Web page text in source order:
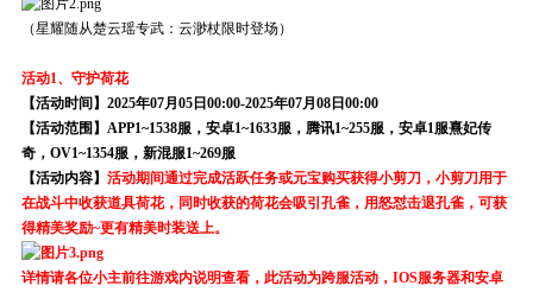
（星耀随从楚云瑶专武：云渺杖限时登场）
活动1、守护荷花
【活动时间】2025年07月05日00:00-2025年07月08日00:00
【活动范围】APP1~1538服，安卓1~1633服，腾讯1~255服，安卓1服熹妃传
奇，OV1~1354服，新混服1~269服
【活动内容】 活动期间通过完成活跃任务或元宝购买获得小剪刀，小剪刀用于
在战斗中收获道具荷花，同时收获的荷花会吸引孔雀，用怒怼击退孔雀，可获
得精美奖励~更有精美时装送上。
详情请各位小主前往游戏内说明查看，此活动为跨服活动，IOS服务器和安卓